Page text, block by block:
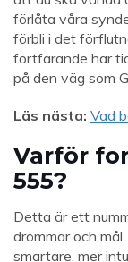
förlåta våra
förbli i det
fortfarande har
på den väg som
Läs nästa: Vad
Varför
555?
Detta är ett
drömmar och
smartare, mer